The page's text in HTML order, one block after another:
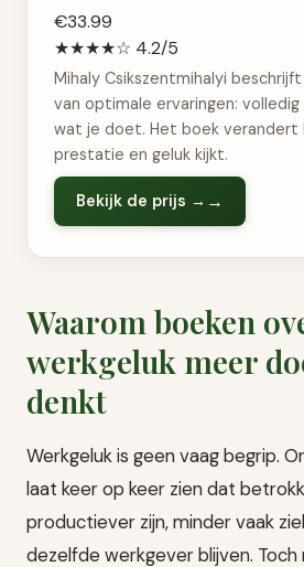
€33.99
★★★★☆ 4.2/5
Mihaly Csikszentmihalyi
van optimale ervaringen:
wat je doet. Het boek verandert
prestatie en geluk kijkt.
Bekijk de prijs →
Waarom boeken
werkgeluk meer
denkt
Werkgeluk is geen vaag begrip.
laat keer op keer zien dat
productiever zijn, minder vaak
dezelfde werkgever blijven.